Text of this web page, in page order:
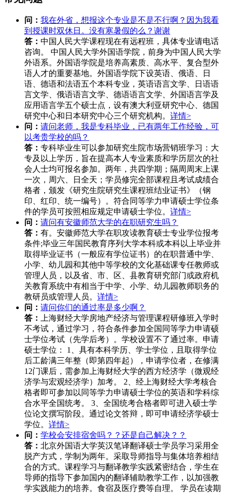
问： 我在外省，想报这个专业是不是不行啊？因为我看
到授课时双休日。没有寒暑假的么？谢谢
答： 中国人民大学课程现在有远程班，具体专业请电话
咨询。 中国人民大学外国语学院，前身为中国人民大学
外语系。外国语学院是培养高素质、高水平、复合型外
语人才的重要基地。外国语学院下设英语、俄语、日
语、德语和法语五个本科专业，英语语言文学、日语语
言文学、俄语语言文学、德语语言文学、外国语言学及
应用语言学五个硕士点，设有澳大利亚研究中心、德国
研究中心和日本研究中心三个研究机构。 详情>
问： 请问老师，我是专科毕业，已有两年工作经验，可
以考贵学校的吗？
答： 专科毕业生可以参加研究生院市场营销班学习：大
专及以上学历，旨在提高本人专业素质和学历层次的社
会人士均可报名参加。两年，共四学期；隔周周末上课
一次，周六、日全天；学员修完全部课程且考试成绩合
格者，颁发《研究生院研究生课程班结业证书》（钢
印、红印、统一编号）。符合同等学力申请硕士学位条
件的学员可按照相应规定申请硕士学位。 详情>
问： 请问有安徽师范大学的在职研究生吗？
答： 有。安徽师范大学在职攻读教育硕士专业学位报考
条件;毕业三年国民教育序列大学本科或本科以上毕业并
取得毕业证书（一般应有学位证书）的在职普通中学、
小学、幼儿园和其他中等学校的文化基础课专任教师或
管理人员，以及省、市、区、县教育研究部门或政府机
关教育系统中有相当于中学、小学、幼儿园教师职务的
教研员或管理人员。 详情>
问： 请问你们的通过率是多少啊？
答：
上海财经大学房地产经济与管理课程研修班入学时
不考试，通过学习，符合条件参加全国同等学力申请硕
士学位考试（先学后考）。学校设置不了通过率。申请
硕士学位： 1、具有本科学历、学士学位，且取得学位
后工龄满三年整（即第四年起），申请学位者，在修满
12门课后，需参加上海财经大学的西方经济学（微观经
济学与宏观经济学）加考。 2、经上海财经大学考核合
格者即可参加以同等学力申请硕士学位的英语和学科综
合水平全国统考。 3、全国统考合格者即可进入硕士学
位论文撰写阶段。通过论文答辩，即可申请经济学硕士
学位。 详情>
问： 学校会安排宿舍吗？？还是自己解决？？
答： 北京外国语大学英汉笔译翻译硕士学员学习采用全
脱产方式，学制为两年。采取导师指导与集体培养相结
合的方式。课程学习与翻译教学实践紧密结合，学生在
导师的指导下参加国内的翻译辅助教学工作，以加强教
学实践能力的培养。食宿及医疗费等自理。 学员在读期